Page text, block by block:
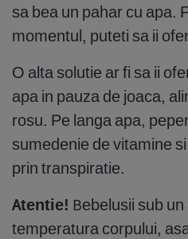
sa bea un pahar cu apa.
momentul, puteti sa ii
O alta solutie ar fi sa ii
apa in pauza de joaca,
rosu. Pe langa apa,
sumedenie de vitamine
prin transpiratie.
Atentie! Bebelusii sub
temperatura corpului,